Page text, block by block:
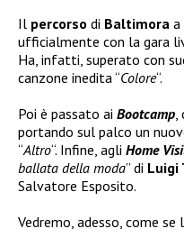
Il percorso di Baltimora a
ufficialmente con la gara
Ha, infatti, superato con
canzone inedita “Colore“.
Poi è passato ai Bootcamp
portando sul palco un
“Altro“. Infine, agli Home
ballata della moda” di Luigi
Salvatore Esposito.
Vedremo, adesso, come se